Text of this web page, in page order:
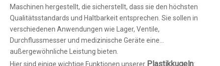
Maschinen hergestellt, die sicherstellt, dass sie den höchsten
Qualitätsstandards und Haltbarkeit entsprechen. Sie sollen in
verschiedenen Anwendungen wie Lager, Ventile,
Durchflussmesser und medizinische Geräte eine
außergewöhnliche Leistung bieten.
Hier sind einige wichtige Funktionen unserer Plastikkugeln: